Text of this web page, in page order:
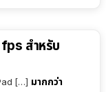
สำหรับ
[…] มากกว่า